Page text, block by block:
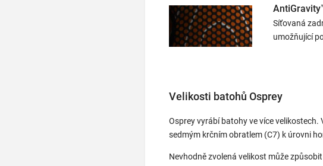
Síťovaná
umožňující
Velikosti batohů Osprey
Osprey vyrábí batohy ve více
sedmým krčním obratlem (C7) k úrovni
Nevhodně zvolená velikost může